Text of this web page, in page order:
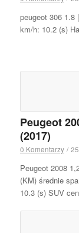
peugeot 306 1.8
km/h: 10.2 (s)
Peugeot
(2017)
0 Komentarzy /
Peugeot 2008
(KM) średnie
10.3 (s) SUV